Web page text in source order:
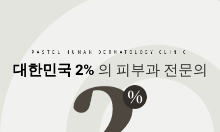
PASTEL HUMAN DERMATOLOGY CLINIC
대한민국 2% 의 피부과 전문의